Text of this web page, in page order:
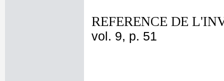
REFERENCE DE
vol. 9, p. 51